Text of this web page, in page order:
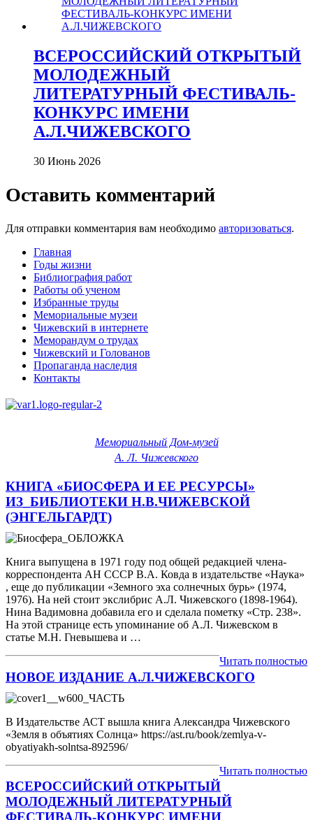
ВСЕРОССИЙСКИЙ ОТКРЫТЫЙ
МОЛОДЕЖНЫЙ
ЛИТЕРАТУРНЫЙ ФЕСТИВАЛЬ-
КОНКУРС ИМЕНИ
А.Л.ЧИЖЕВСКОГО
30 Июнь 2026
Оставить комментарий
Для отправки комментария вам необходимо авторизоваться.
Главная
Годы жизни
Библиография работ
Работы об ученом
Избранные труды
Мемориальные музеи
Чижевский в интернете
Меморандум о трудах
Чижевский и Голованов
Пропаганда наследия
Контакты
Мемориальный Дом-музей
А. Л. Чижевского
КНИГА «БИОСФЕРА И ЕЕ РЕСУРСЫ»
ИЗ_БИБЛИОТЕКИ Н.В.ЧИЖЕВСКОЙ
(ЭНГЕЛЬГАРДТ)
Книга выпущена в 1971 году под общей редакцией члена-
корреспондента АН СССР В.А. Ковда в издательстве «Наука»
, еще до публикации «Земного эха солнечных бурь» (1974,
1976). На ней стоит экслибрис А.Л. Чижевского (1898-1964).
Нина Вадимовна добавила его и сделала пометку «Стр. 238».
На этой странице есть упоминание об А.Л. Чижевском в
статье М.Н. Гневышева и …
Читать полностью
НОВОЕ ИЗДАНИЕ А.Л.ЧИЖЕВСКОГО
В Издательстве АСТ вышла книга Александра Чижевского
«Земля в объятиях Солнца» https://ast.ru/book/zemlya-v-
obyatiyakh-solntsa-892596/
Читать полностью
ВСЕРОССИЙСКИЙ ОТКРЫТЫЙ
МОЛОДЕЖНЫЙ ЛИТЕРАТУРНЫЙ